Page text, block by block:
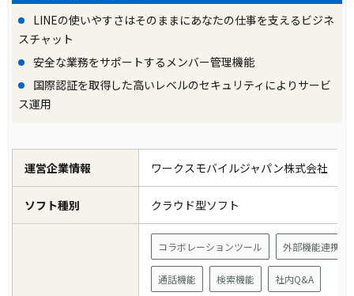
LINEの使いやすさはそのままにあなたの仕事を支えるビジネ
スチャット
安全な業務をサポートするメンバー管理機能
国際認証を取得した高いレベルのセキュリティによりサービ
ス運用
運営企業情報 ワークスモバイルジャパン株式会社
ソフト種別 クラウド型ソフト
コラボレーションツール 外部機能連携
通話機能 検索機能 社内Q&A